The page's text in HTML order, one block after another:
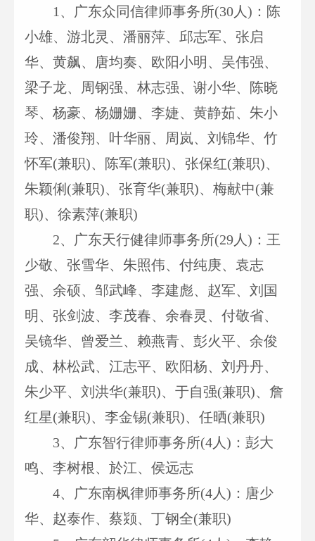
1 、广东众同信律师事务所(30人)：陈
小雄、游北灵、潘丽萍、邱志军、张启
华、黄飙、唐均奏、欧阳小明、吴伟强、
梁子龙、周钢强、林志强、谢小华、陈晓
琴、杨豪、杨姗姗、李婕、黄静茹、朱小
玲、潘俊翔、叶华丽、周岚、刘锦华、竹
怀军(兼职)、陈军(兼职)、张保红(兼职)、
朱颖俐(兼职)、张育华(兼职)、梅献中(兼
职)、徐素萍(兼职)
2、广东天行健律师事务所(29人)：王
少敬、张雪华、朱照伟、付纯庚、袁志
强、余硕、邹武峰、李建彪、赵军、刘国
明、张剑波、李茂春、余春灵、付敬省、
吴镜华、曾爱兰、赖燕青、彭火平、余俊
成、林松武、江志平、欧阳杨、刘丹丹、
朱少平、刘洪华(兼职)、于自强(兼职)、詹
红星(兼职)、李金锡(兼职)、任晒(兼职)
3、广东智行律师事务所(4人)：彭大
鸣、李树根、於江、侯远志
4、广东南枫律师事务所(4人)：唐少
华、赵泰作、蔡颎、丁钢全(兼职)